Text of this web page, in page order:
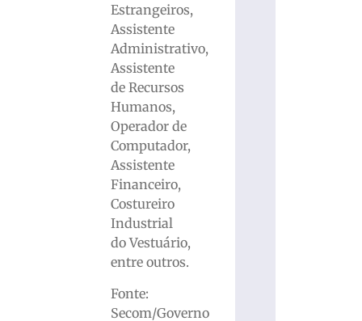
Estrangeiros,
Assistente
Administrativo,
Assistente
de Recursos
Humanos,
Operador de
Computador,
Assistente
Financeiro,
Costureiro
Industrial
do Vestuário,
entre outros.
Fonte:
Secom/Governo